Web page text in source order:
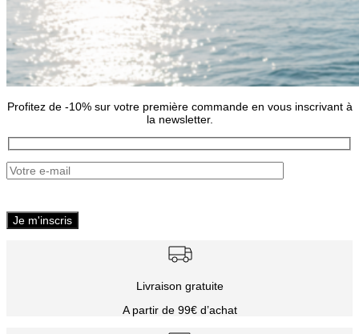
Profitez de -10% sur votre première commande en vous inscrivant à
la newsletter.
Livraison gratuite
A partir de 99€ d’achat